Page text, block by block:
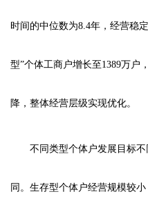
时间的中位数为8.4年，经营稳
型”个体工商户增长至1389万户
降，整体经营层级实现优化。
不同类型个体户发展目标
同。生存型个体户经营规模较